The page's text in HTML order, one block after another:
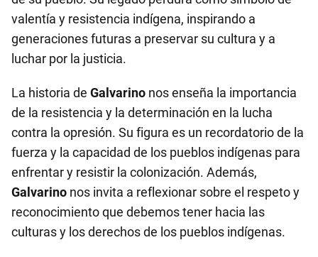
valentía y resistencia indígena, inspirando a
generaciones futuras a preservar su cultura y a
luchar por la justicia.
La historia de Galvarino nos enseña la importancia
de la resistencia y la determinación en la lucha
contra la opresión. Su figura es un recordatorio de la
fuerza y la capacidad de los pueblos indígenas para
enfrentar y resistir la colonización. Además,
Galvarino nos invita a reflexionar sobre el respeto y
reconocimiento que debemos tener hacia las
culturas y los derechos de los pueblos indígenas.